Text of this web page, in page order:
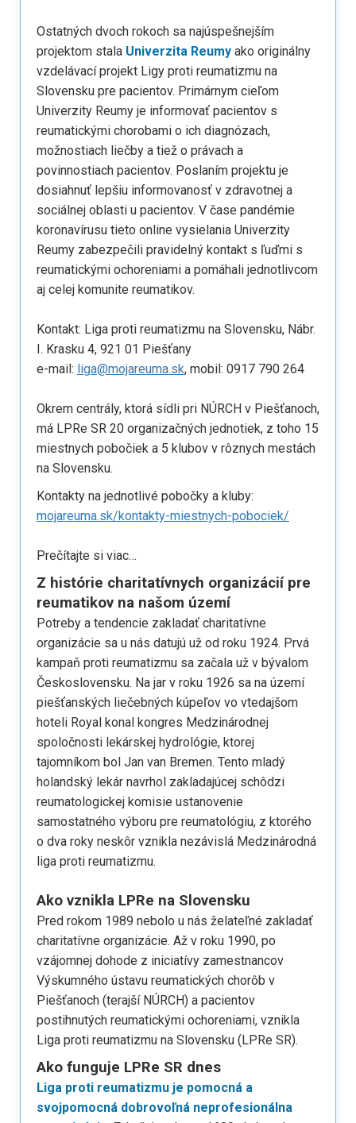
Ostatných dvoch rokoch sa najúspešnejším
projektom stala Univerzita Reumy ako originálny
vzdelávací projekt Ligy proti reumatizmu na
Slovensku pre pacientov. Primárnym cieľom
Univerzity Reumy je informovať pacientov s
reumatickými chorobami o ich diagnózach,
možnostiach liečby a tiež o právach a
povinnostiach pacientov. Poslaním projektu je
dosiahnuť lepšiu informovanosť v zdravotnej a
sociálnej oblasti u pacientov. V čase pandémie
koronavírusu tieto online vysielania Univerzity
Reumy zabezpečili pravidelný kontakt s ľuďmi s
reumatickými ochoreniami a pomáhali jednotlivcom
aj celej komunite reumatikov.
Kontakt: Liga proti reumatizmu na Slovensku, Nábr.
I. Krasku 4, 921 01 Piešťany
e-mail: liga@mojareuma.sk, mobil: 0917 790 264
Okrem centrály, ktorá sídli pri NÚRCH v Piešťanoch,
má LPRe SR 20 organizačných jednotiek, z toho 15
miestnych pobočiek a 5 klubov v rôznych mestách
na Slovensku.
Kontakty na jednotlivé pobočky a kluby:
mojareuma.sk/kontakty-miestnych-pobociek/
Prečítajte si viac…
Z histórie charitatívnych organizácií pre
reumatikov na našom území
Potreby a tendencie zakladať charitatívne
organizácie sa u nás datujú už od roku 1924. Prvá
kampaň proti reumatizmu sa začala už v bývalom
Československu. Na jar v roku 1926 sa na území
piešťanských liečebných kúpeľov vo vtedajšom
hoteli Royal konal kongres Medzinárodnej
spoločnosti lekárskej hydrológie, ktorej
tajomníkom bol Jan van Bremen. Tento mladý
holandský lekár navrhol zakladajúcej schôdzi
reumatologickej komisie ustanovenie
samostatného výboru pre reumatológiu, z ktorého
o dva roky neskôr vznikla nezávislá Medzinárodná
liga proti reumatizmu.
Ako vznikla LPRe na Slovensku
Pred rokom 1989 nebolo u nás želateľné zakladať
charitatívne organizácie. Až v roku 1990, po
vzájomnej dohode z iniciatívy zamestnancov
Výskumného ústavu reumatických chorôb v
Piešťanoch (terajší NÚRCH) a pacientov
postihnutých reumatickými ochoreniami, vznikla
Liga proti reumatizmu na Slovensku (LPRe SR).
Ako funguje LPRe SR dnes
Liga proti reumatizmu je pomocná a
svojpomocná dobrovoľná neprofesionálna